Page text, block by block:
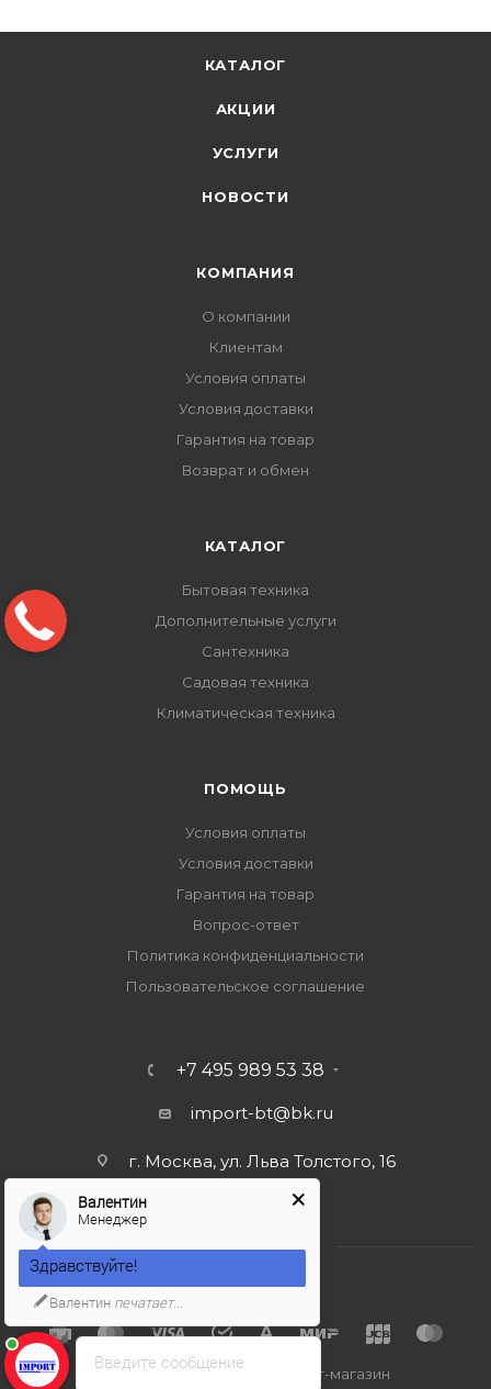
КАТАЛОГ
АКЦИИ
УСЛУГИ
НОВОСТИ
КОМПАНИЯ
О компании
Клиентам
Условия оплаты
Условия доставки
Гарантия на товар
Возврат и обмен
КАТАЛОГ
Бытовая техника
Дополнительные услуги
Сантехника
Садовая техника
Климатическая техника
ПОМОЩЬ
Условия оплаты
Условия доставки
Гарантия на товар
Вопрос-ответ
Политика конфиденциальности
Пользовательское соглашение
+7 495 989 53 38
import-bt@bk.ru
г. Москва, ул. Льва Толстого, 16
2026 © Import-bt.ru - интернет-магазин
Введите сообщение
Валентин
Менеджер
Здравствуйте!
Валентин печатает...